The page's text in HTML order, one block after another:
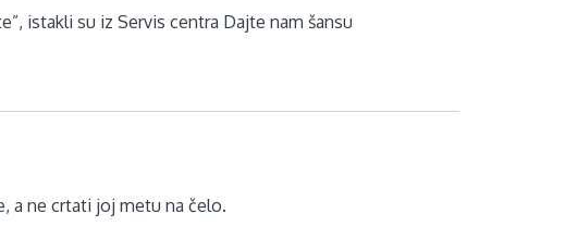
istakli su iz Servis centra Dajte nam šansu
a ne crtati joj metu na čelo.